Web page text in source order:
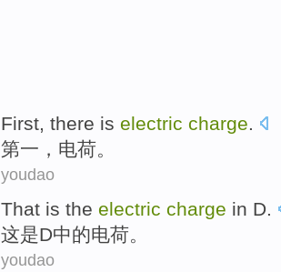
First, there is electric charge.
第一 ， 电荷。
youdao
That is the electric charge in D.
这是D中的电荷。
youdao